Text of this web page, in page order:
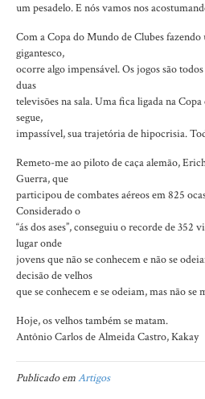
um pesadelo. E nós vamos nos
Com a Copa do Mundo de Clubes
gigantesco,
ocorre algo impensável. Os jogos são
duas
televisões na sala. Uma fica ligada na
segue,
impassível, sua trajetória de hipocrisia.
Remeto-me ao piloto de caça alemão,
Guerra, que
participou de combates aéreos em 825
Considerado o
“ás dos ases”, conseguiu o recorde de 352
lugar onde
jovens que não se conhecem e não se
decisão de velhos
que se conhecem e se odeiam, mas não se
Hoje, os velhos também se matam.
Antônio Carlos de Almeida Castro, Kakay
Publicado emArtigos